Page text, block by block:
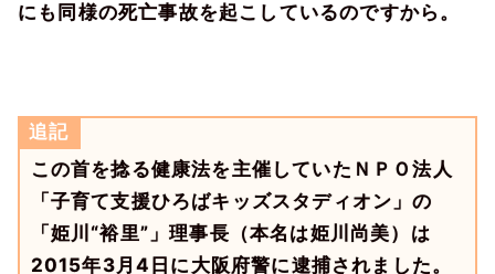
にも同様の死亡事故を起こしているのですから。
追記
この首を捻る健康法を主催していたＮＰＯ法人
「子育て支援ひろばキッズスタディオン」の
「姫川“裕里”」理事長（本名は姫川尚美）は
2015年3月4日に大阪府警に逮捕されました。